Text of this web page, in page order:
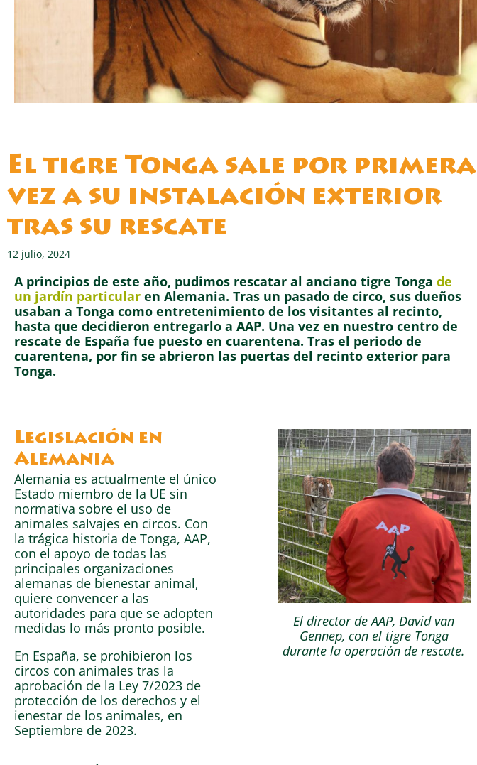
El tigre Tonga sale por primera
vez a su instalación exterior
tras su rescate
12 julio, 2024
A principios de este año, pudimos rescatar al anciano tigre Tonga de
un jardín particular en Alemania. Tras un pasado de circo, sus dueños
usaban a Tonga como entretenimiento de los visitantes al recinto,
hasta que decidieron entregarlo a AAP. Una vez en nuestro centro de
rescate de España fue puesto en cuarentena. Tras el periodo de
cuarentena, por fin se abrieron las puertas del recinto exterior para
Tonga.
Legislación en
Alemania
Alemania es actualmente el único
Estado miembro de la UE sin
normativa sobre el uso de
animales salvajes en circos. Con
la trágica historia de Tonga, AAP,
con el apoyo de todas las
principales organizaciones
alemanas de bienestar animal,
quiere convencer a las
autoridades para que se adopten
medidas lo más pronto posible.
En España, se prohibieron los
circos con animales tras la
aprobación de la Ley 7/2023 de
protección de los derechos y el
ienestar de los animales, en
Septiembre de 2023.
El director de AAP, David van
Gennep, con el tigre Tonga
durante la operación de rescate.